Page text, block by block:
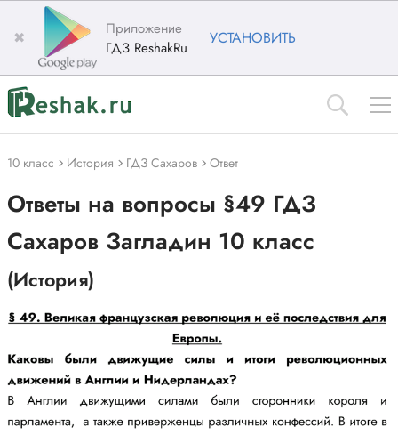
✖
Приложение
ГДЗ ReshakRu
УСТАНОВИТЬ
10 класс История ГДЗ Сахаров Ответ
Ответы на вопросы §49 ГДЗ
Сахаров Загладин 10 класс
(История)